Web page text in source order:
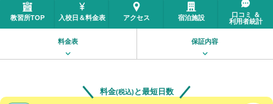
教習所TOP 入校日＆料金表 アクセス 宿泊施設
口コミ ＆
利用者統計
料金表 保証内容
料金(税込) と最短日数